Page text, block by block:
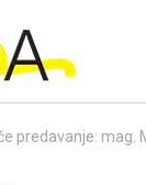
predavanje: mag.